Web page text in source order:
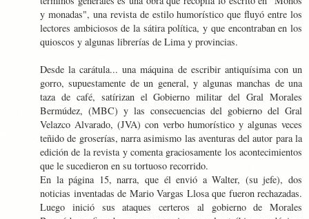
y monadas", una revista de estilo humorístico que fluyó entre los
lectores ambiciosos de la sátira política, y que encontraban en los
quioscos y algunas librerías de Lima y provincias.
Desde la carátula... una máquina de escribir antiquísima con un
gorro, supuestamente de un general, y algunas manchas de una
taza de café, satírizan el Gobierno militar del Gral Morales
Bermúdez, (MBC) y las consecuencias del gobierno del Gral
Velazco Alvarado, (JVA) con verbo humorístico y algunas veces
teñido de groserías, narra asimismo las aventuras del autor para la
edición de la revista y comenta graciosamente los acontecimientos
que le sucedieron en su tortuoso recorrido.
En la página 15, narra, que él envió a Walter, (su jefe), dos
noticias inventadas de Mario Vargas Llosa que fueron rechazadas.
Luego inició sus ataques certeros al gobierno de Morales